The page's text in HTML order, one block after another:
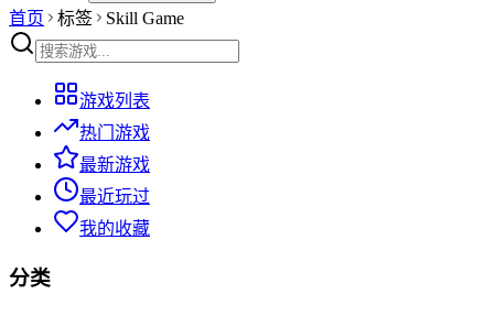
首页 标签 Skill Game
游戏列表
热门游戏
最新游戏
最近玩过
我的收藏
分类